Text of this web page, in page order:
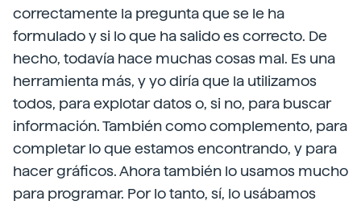
correctamente la pregunta que se le ha
formulado y si lo que ha salido es correcto. De
hecho, todavía hace muchas cosas mal. Es una
herramienta más, y yo diría que la utilizamos
todos, para explotar datos o, si no, para buscar
información. También como complemento, para
completar lo que estamos encontrando, y para
hacer gráficos. Ahora también lo usamos mucho
para programar. Por lo tanto, sí, lo usábamos